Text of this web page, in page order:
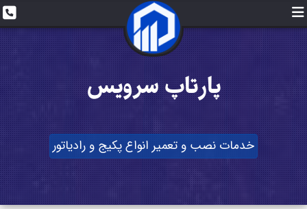
پارتاپ سرویس
خدمات نصب و تعمیر انواع پکیج و رادیاتور